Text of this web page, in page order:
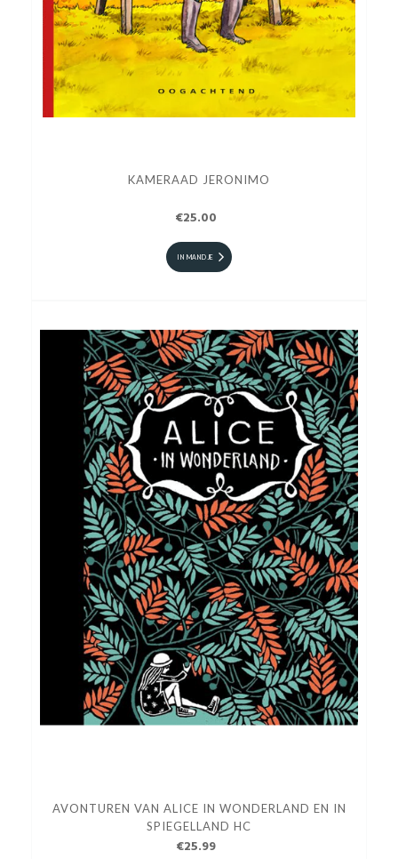
KAMERAAD JERONIMO
€25.00
IN MANDJE
AVONTUREN VAN ALICE IN WONDERLAND EN IN
SPIEGELLAND HC
€25.99